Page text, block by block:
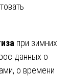
при зимних
данных о
о времени